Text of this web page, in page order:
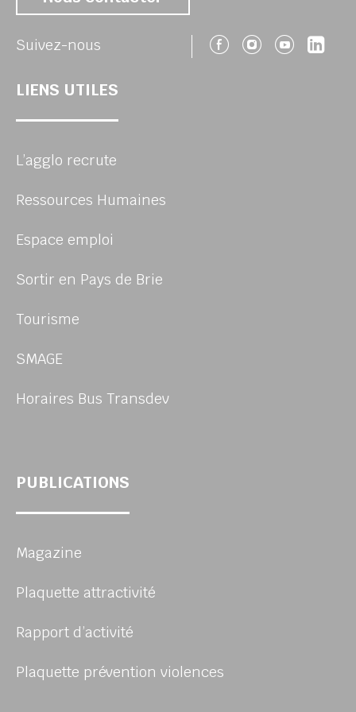
Suivez-nous Suivez-nous
Suivez-
LIENS UTILES
L’agglo recrute
Ressources Humaines
Espace emploi
Sortir en Pays de Brie
Tourisme
SMAGE
Horaires Bus Transdev
PUBLICATIONS
Magazine
Plaquette attractivité
Rapport d’activité
Plaquette prévention violences